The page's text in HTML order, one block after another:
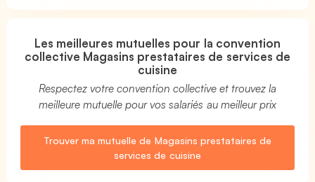
Les meilleures mutuelles pour la convention
collective Magasins prestataires de services de
cuisine
Respectez votre convention collective et trouvez la
meilleure mutuelle pour vos salariés au meilleur prix
Trouver ma mutuelle de Magasins prestataires de
services de cuisine